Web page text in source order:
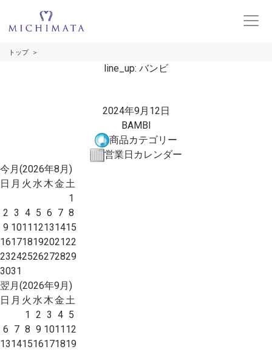
トップ
line_up: バンビ
2024年9月12日
BAMBI
商品カテゴリー
営業日カレンダー
今月(2026年8月)
日 月 火 水木金土
1
2 3 4 5 6 7 8
9 101112131415
16171819202122
23242526272829
3031
翌月(2026年9月)
日 月 火 水木金土
1 2 3 4 5
6 7 8 9 101112
13141516171819